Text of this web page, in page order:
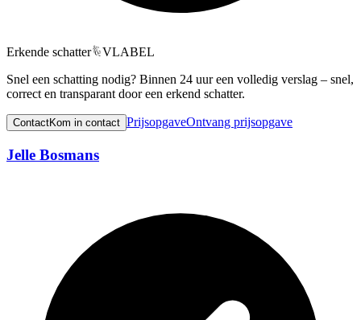
Erkende schatter
VLABEL
Snel een schatting nodig? Binnen 24 uur een volledig verslag – snel,
correct en transparant door een erkend schatter.
ContactKom in contact PrijsopgaveOntvang prijsopgave
Jelle Bosmans